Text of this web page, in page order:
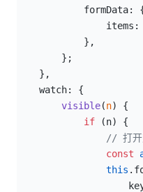
formData:
items:
            },
        };
    },
    watch: {
        visible
(n) {
            if
(n) {
// 打开
                const
                this